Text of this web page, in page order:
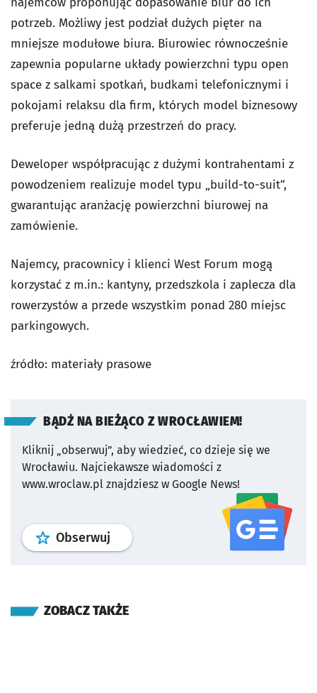
potrzeb. Możliwy jest podział dużych pięter na
mniejsze modułowe biura. Biurowiec równocześnie
zapewnia popularne układy powierzchni typu open
space z salkami spotkań, budkami telefonicznymi i
pokojami relaksu dla firm, których model biznesowy
preferuje jedną dużą przestrzeń do pracy.
Deweloper współpracując z dużymi kontrahentami z
powodzeniem realizuje model typu „build-to-suit”,
gwarantując aranżację powierzchni biurowej na
zamówienie.
Najemcy, pracownicy i klienci West Forum mogą
korzystać z m.in.: kantyny, przedszkola i zaplecza dla
rowerzystów a przede wszystkim ponad 280 miejsc
parkingowych.
źródło: materiały prasowe
BĄDŹ NA BIEŻĄCO Z WROCŁAWIEM!
Kliknij „obserwuj”, aby wiedzieć, co dzieje się we
Wrocławiu. Najciekawsze wiadomości z
www.wroclaw.pl znajdziesz w Google News!
Obserwuj profil serwisu
ZOBACZ TAKŻE